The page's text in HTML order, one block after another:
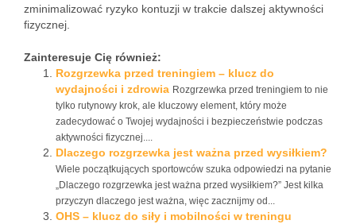
zminimalizować ryzyko kontuzji w trakcie dalszej aktywności
fizycznej.
Zainteresuje Cię również:
Rozgrzewka przed treningiem – klucz do
wydajności i zdrowia Rozgrzewka przed treningiem to nie
tylko rutynowy krok, ale kluczowy element, który może
zadecydować o Twojej wydajności i bezpieczeństwie podczas
aktywności fizycznej....
Dlaczego rozgrzewka jest ważna przed wysiłkiem?
Wiele początkujących sportowców szuka odpowiedzi na pytanie
„Dlaczego rozgrzewka jest ważna przed wysiłkiem?” Jest kilka
przyczyn dlaczego jest ważna, więc zacznijmy od...
OHS – klucz do siły i mobilności w treningu